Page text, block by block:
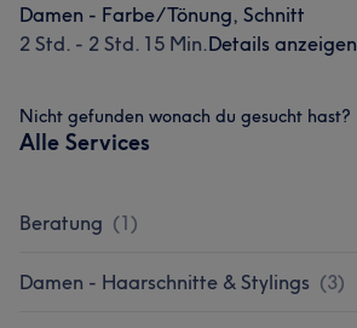
Damen - Farbe/Tönung, Schnitt
2 Std. - 2 Std. 15 Min.Details anzeigen
Nicht gefunden wonach du gesucht hast?
Alle Services
Beratung (1)
Damen - Haarschnitte & Stylings (3)